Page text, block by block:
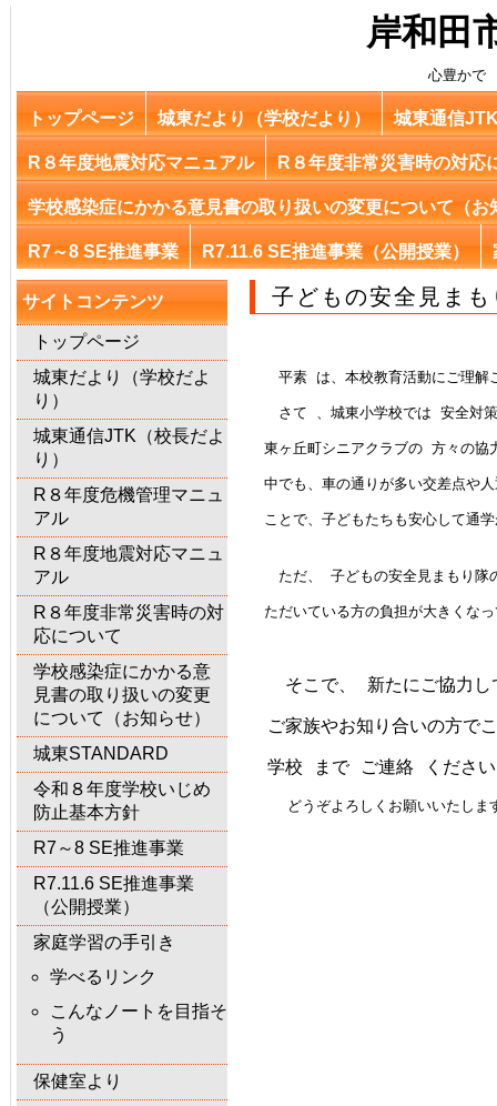
岸和田
心豊かで
トップページ 城東だより（学校だより） 城東通信
R８年度地震対応マニュアル R８年度非常災害時の対応
学校感染症にかかる意見書の取り扱いの変更について（お
R7～8 SE推進事業 R7.11.6 SE推進事業（公開授業）
サイトコンテンツ
トップページ
城東だより（学校だよ
り）
城東通信JTK（校長だよ
り）
R８年度危機管理マニュ
アル
R８年度地震対応マニュ
アル
R８年度非常災害時の対
応について
学校感染症にかかる意
見書の取り扱いの変更
について（お知らせ）
城東STANDARD
令和８年度学校いじめ
防止基本方針
R7～8 SE推進事業
R7.11.6 SE推進事業
（公開授業）
家庭学習の手引き
学べるリンク
こんなノートを目指そ
う
保健室より
子どもの安全見ま
平素 は、本校教育活動にご理
さて 、城東小学校では 安全対策
東ヶ丘町シニアクラブの 方々の
中でも、車の通りが多い交差点や
ことで、子どもたちも安心して通
ただ、 子どもの安全見まもり
ただいている方の負担が大きくな
そこで、 新たにご協力し
ご家族やお知り合いの方で
学校 まで ご連絡 くださ
どうぞよろしくお願いいたしま